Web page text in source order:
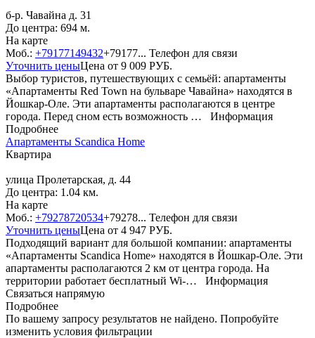
б-р. Чавайна д. 31
До центра: 694 м.
На карте
Моб.: +79177149432+79177... Телефон для связи
Уточнить ценыЦена от 9 009 РУБ.
Выбор туристов, путешествующих с семьёй: апартаменты
«Апартаменты Red Town на бульваре Чавайна» находятся в
Йошкар-Оле. Эти апартаменты располагаются в центре
города. Перед сном есть возможность … Информация
Подробнее
Апартаменты Scandica Home
Квартира
улица Пролетарская, д. 44
До центра: 1.04 км.
На карте
Моб.: +79278720534+79278... Телефон для связи
Уточнить ценыЦена от 4 947 РУБ.
Подходящий вариант для большой компании: апартаменты
«Апартаменты Scandica Home» находятся в Йошкар-Оле. Эти
апартаменты располагаются 2 км от центра города. На
территории работает бесплатный Wi-… Информация
Связаться напрямую
Подробнее
По вашему запросу результатов не найдено. Попробуйте
изменить условия фильтрации